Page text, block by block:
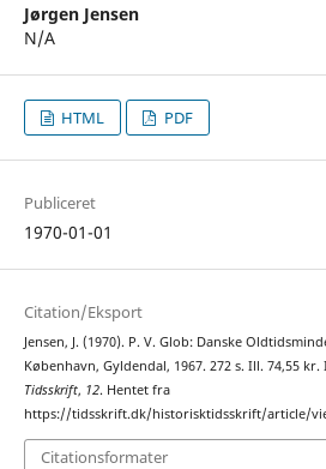
Jørgen Jensen
N/A
HTML PDF
Publiceret
1970-01-01
Citation/Eksport
Jensen, J. (1970). P. V. Glob: Danske
København, Gyldendal, 1967. 272 s. Ill. 74,55 kr.
Tidsskrift, 12. Hentet fra
https://tidsskrift.dk/historisktidsskrift/article/
Citationsformater